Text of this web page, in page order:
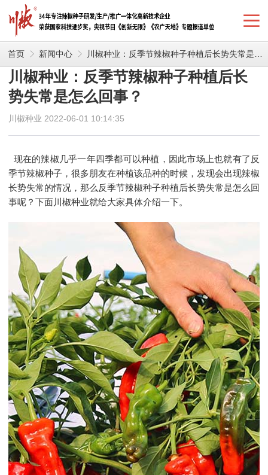
首页 新闻中心 川椒种业：反季节辣椒种子种植后长势失常是怎么回事？
川椒种业：反季节辣椒种子种植后长
势失常是怎么回事？
川椒种业 2022-06-01 10:14:35
现在的辣椒几乎一年四季都可以种植，因此市场上也就有了反
季节辣椒种子，很多朋友在种植该品种的时候，发现会出现辣椒
长势失常的情况，那么 反季节辣椒种子种植后长势失常是怎么回
事呢？下面川椒种业就给大家具体介绍一下。